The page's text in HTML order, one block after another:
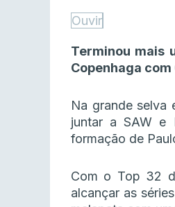
Ouvir
Terminou mais
Copenhaga com
Na grande selva
juntar a SAW e
formação de
Com o Top 32
alcançar as